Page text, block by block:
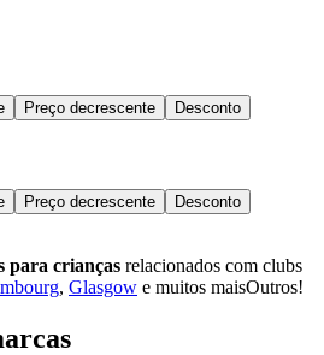
Preço decrescente Desconto
Preço decrescente Desconto
para crianças relacionados com clubs
, Glasgow e muitos maisOutros!